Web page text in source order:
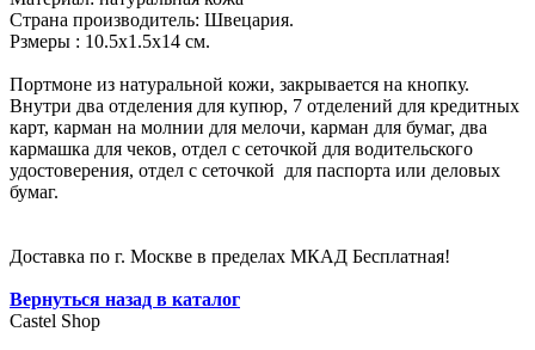
Страна производитель: Швецария.
Рзмеры : 10.5х1.5х14 см.
Портмоне из натуральной кожи, закрывается на кнопку.
Внутри два отделения для купюр, 7 отделений для кредитных
карт, карман на молнии для мелочи, карман для бумаг, два
кармашка для чеков, отдел с сеточкой для водительского
удостоверения, отдел с сеточкой для паспорта или деловых
бумаг.
Доставка по г. Москве в пределах МКАД Бесплатная!
Вернуться назад в каталог
Castel Shop